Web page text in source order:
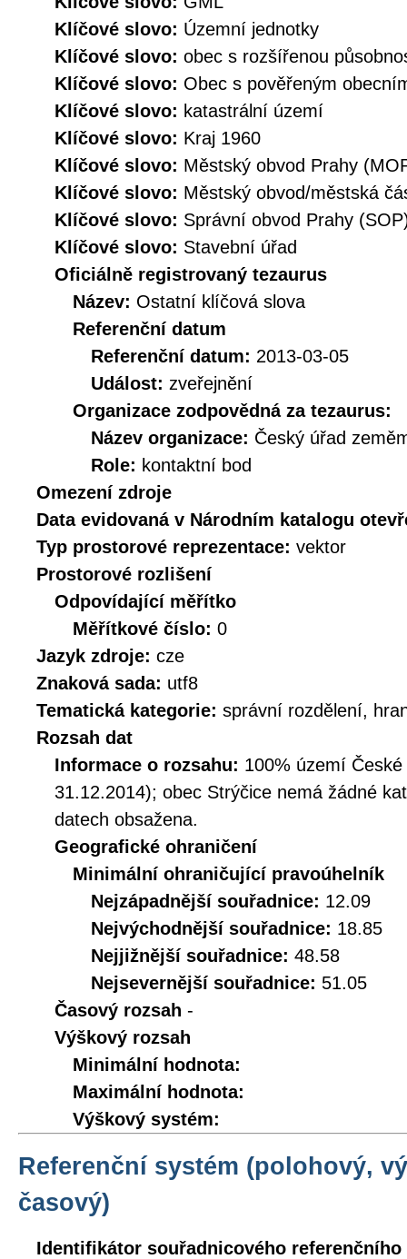
Klíčové slovo: Územní jednotky
Klíčové slovo: obec s rozšířenou
Klíčové slovo: Obec s pověřeným
Klíčové slovo: katastrální území
Klíčové slovo: Kraj 1960
Klíčové slovo: Městský obvod Prahy
Klíčové slovo: Městský obvod/městská
Klíčové slovo: Správní obvod Prahy
Klíčové slovo: Stavební úřad
Oficiálně registrovaný tezaurus
Název: Ostatní klíčová slova
Referenční datum
Referenční datum: 2013-03-05
Událost: zveřejnění
Organizace zodpovědná za tezaurus:
Název organizace: Český úřad
Role: kontaktní bod
Omezení zdroje
Data evidovaná v Národním katalogu
Typ prostorové reprezentace: vektor
Prostorové rozlišení
Odpovídající měřítko
Měřítkové číslo: 0
Jazyk zdroje: cze
Znaková sada: utf8
Tematická kategorie: správní rozdělení,
Rozsah dat
Informace o rozsahu: 100% území
31.12.2014); obec Strýčice nemá žádné
datech obsažena.
Geografické ohraničení
Minimální ohraničující pravoúhelník
Nejzápadnější souřadnice: 12.09
Nejvýchodnější souřadnice: 18.85
Nejjižnější souřadnice: 48.58
Nejsevernější souřadnice: 51.05
Časový rozsah -
Výškový rozsah
Minimální hodnota:
Maximální hodnota:
Výškový systém:
Referenční systém (polohový,
časový)
Identifikátor souřadnicového referenčního